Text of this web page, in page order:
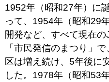
1952年（昭和27年）に
って、1954年（昭和29
開発など、すべて現在
「市民発信のまつり」
区は増え続け、5年後に
した。1978年（昭和53